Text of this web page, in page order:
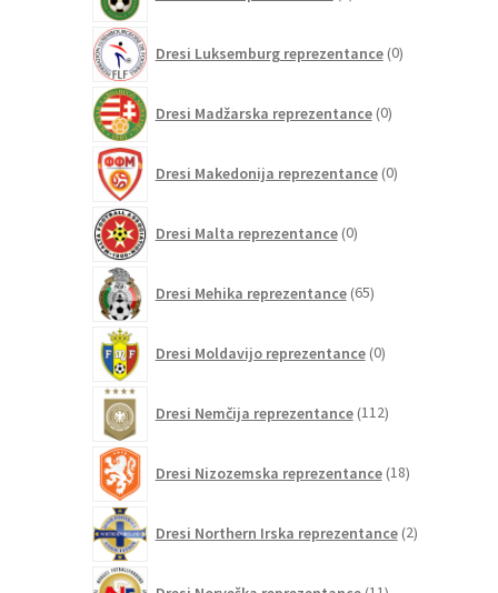
Dresi Luksemburg reprezentance 0izdelkov
Dresi Madžarska reprezentance 0izdelkov
Dresi Makedonija reprezentance 0izdelkov
Dresi Malta reprezentance 0izdelkov
Dresi Mehika reprezentance 65izdelkov
Dresi Moldavijo reprezentance 0izdelkov
Dresi Nemčija reprezentance 112izdelkov
Dresi Nizozemska reprezentance 18izdelkov
Dresi Northern Irska reprezentance 2izdelka